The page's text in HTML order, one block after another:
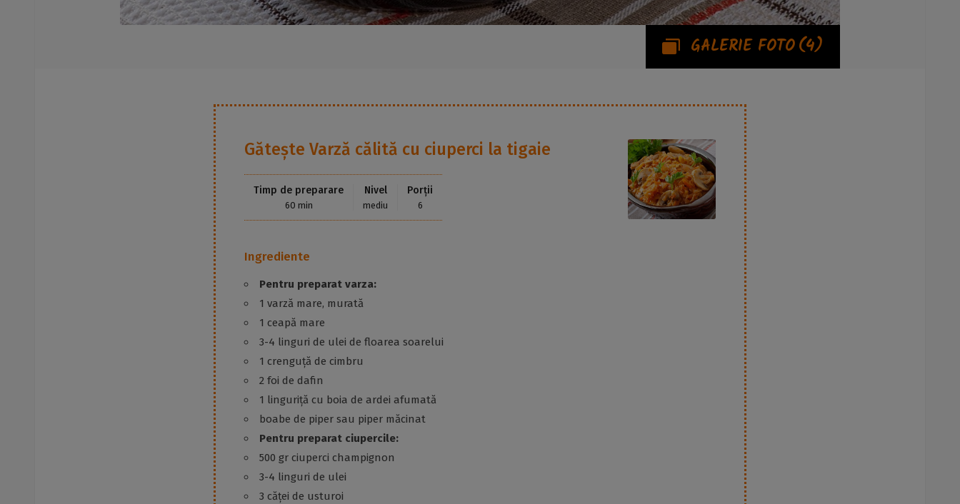
GALERIE FOTO(4)
Gătește Varză călită cu ciuperci la tigaie
Timp de preparare
60 min
Nivel
mediu
Porții
6
Ingrediente
Pentru preparat varza:
1 varză mare, murată
1 ceapă mare
3-4 linguri de ulei de floarea soarelui
1 crenguță de cimbru
2 foi de dafin
1 linguriță cu boia de ardei afumată
boabe de piper sau piper măcinat
Pentru preparat ciupercile:
500 gr ciuperci champignon
3-4 linguri de ulei
3 căței de usturoi